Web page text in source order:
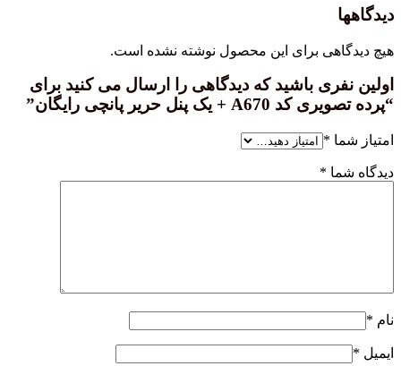
دیدگاهها
هیچ دیدگاهی برای این محصول نوشته نشده است.
اولین نفری باشید که دیدگاهی را ارسال می کنید برای
“پرده تصویری کد A670 + یک پنل حریر پانچی رایگان”
امتیاز شما*
دیدگاه شما*
نام*
ایمیل *